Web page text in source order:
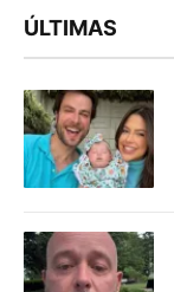
ÚLTIMAS